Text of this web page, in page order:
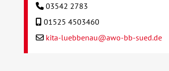
03542 2783
01525 4503460
kita-luebbenau@awo-bb-sued.de